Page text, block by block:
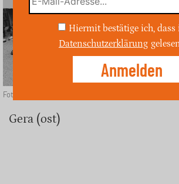
Foto: unsplash
Gera (ost)
Hiermit bestätige ich, dass
Datenschutzerklärung